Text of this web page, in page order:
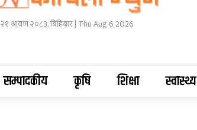
२१ श्रावण २०८३, बिहिबार | Thu Aug 6 2026
सम्पादकीय कृषि शिक्षा स्वास्थ्य